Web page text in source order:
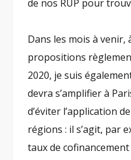
de nos RUP pour
Dans les mois à venir,
propositions
2020, je suis
devra s’amplifier à
d’éviter l’application
régions : il s’agit, par
taux de cofinancement